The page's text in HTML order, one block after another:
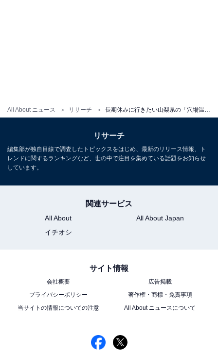
All About ニュース リサーチ
リサーチ
編集部が独自目線で調査したトピックスをはじめ、最新のリリース情報、ト
レンドに関するランキングなど、世の中で注目を集めている話題をお知らせ
しています。
関連サービス
All About
All About Japan
イチオシ
サイト情報
会社概要
広告掲載
プライバシーポリシー
著作権・商標・免責事項
当サイトの情報についての注意
All About ニュースについて